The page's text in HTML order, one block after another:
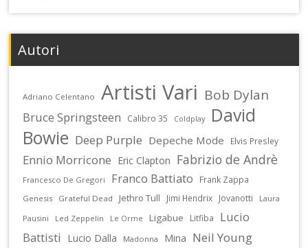
Autori
Adriano Celentano Artisti Vari Bob Dylan
Bruce Springsteen Calibro 35 Coldplay
David
Bowie Deep Purple Depeche Mode Elvis Presley
Ennio Morricone Eric Clapton Fabrizio de Andrè
Francesco De Gregori Franco Battiato Frank Zappa
Genesis Grateful Dead Jethro Tull Jimi Hendrix Jovanotti
Laura
Pausini
Led Zeppelin Le Orme Ligabue Litfiba
Lucio
Battisti
Lucio Dalla Madonna Mina Neil Young